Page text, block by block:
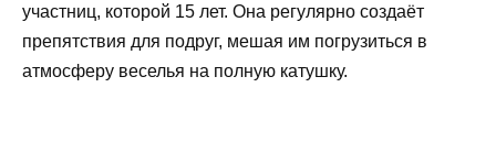
участниц, которой 15 лет. Она регулярно создаёт
препятствия для подруг, мешая им погрузиться в
атмосферу веселья на полную катушку.